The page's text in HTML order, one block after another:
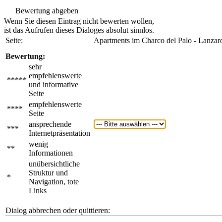
Bewertung abgeben
Wenn Sie diesen Eintrag nicht bewerten wollen,
ist das Aufrufen dieses Dialoges absolut sinnlos.
Seite:
Apartments im Charco del Palo -
Bewertung:
*****
sehr
empfehlenswerte
und informative
Seite
****
empfehlenswerte
Seite
***
ansprechende
Internetpräsentation
**
wenig
Informationen
*
unübersichtliche
Struktur und
Navigation, tote
Links
Dialog abbrechen oder quittieren: